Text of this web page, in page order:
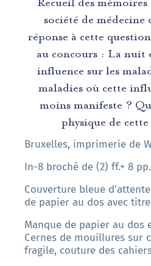
société de médecine
réponse à cette
au concours : La nuit
influence sur les
maladies où cette
moins manifeste ?
physique de
Bruxelles, imprimerie de
In-8 broché de (2) ff.+ 8
Couverture bleue
de papier au dos avec
Manque de papier au dos
Cernes de mouillures sur
fragile, couture des